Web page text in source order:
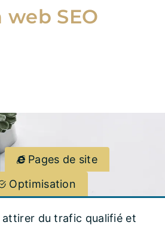
SEO
Pages de site
Optimisation
attirer du trafic qualifié et